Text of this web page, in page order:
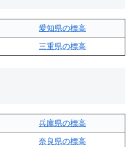
愛知県の標高
三重県の標高
兵庫県の標高
奈良県の標高